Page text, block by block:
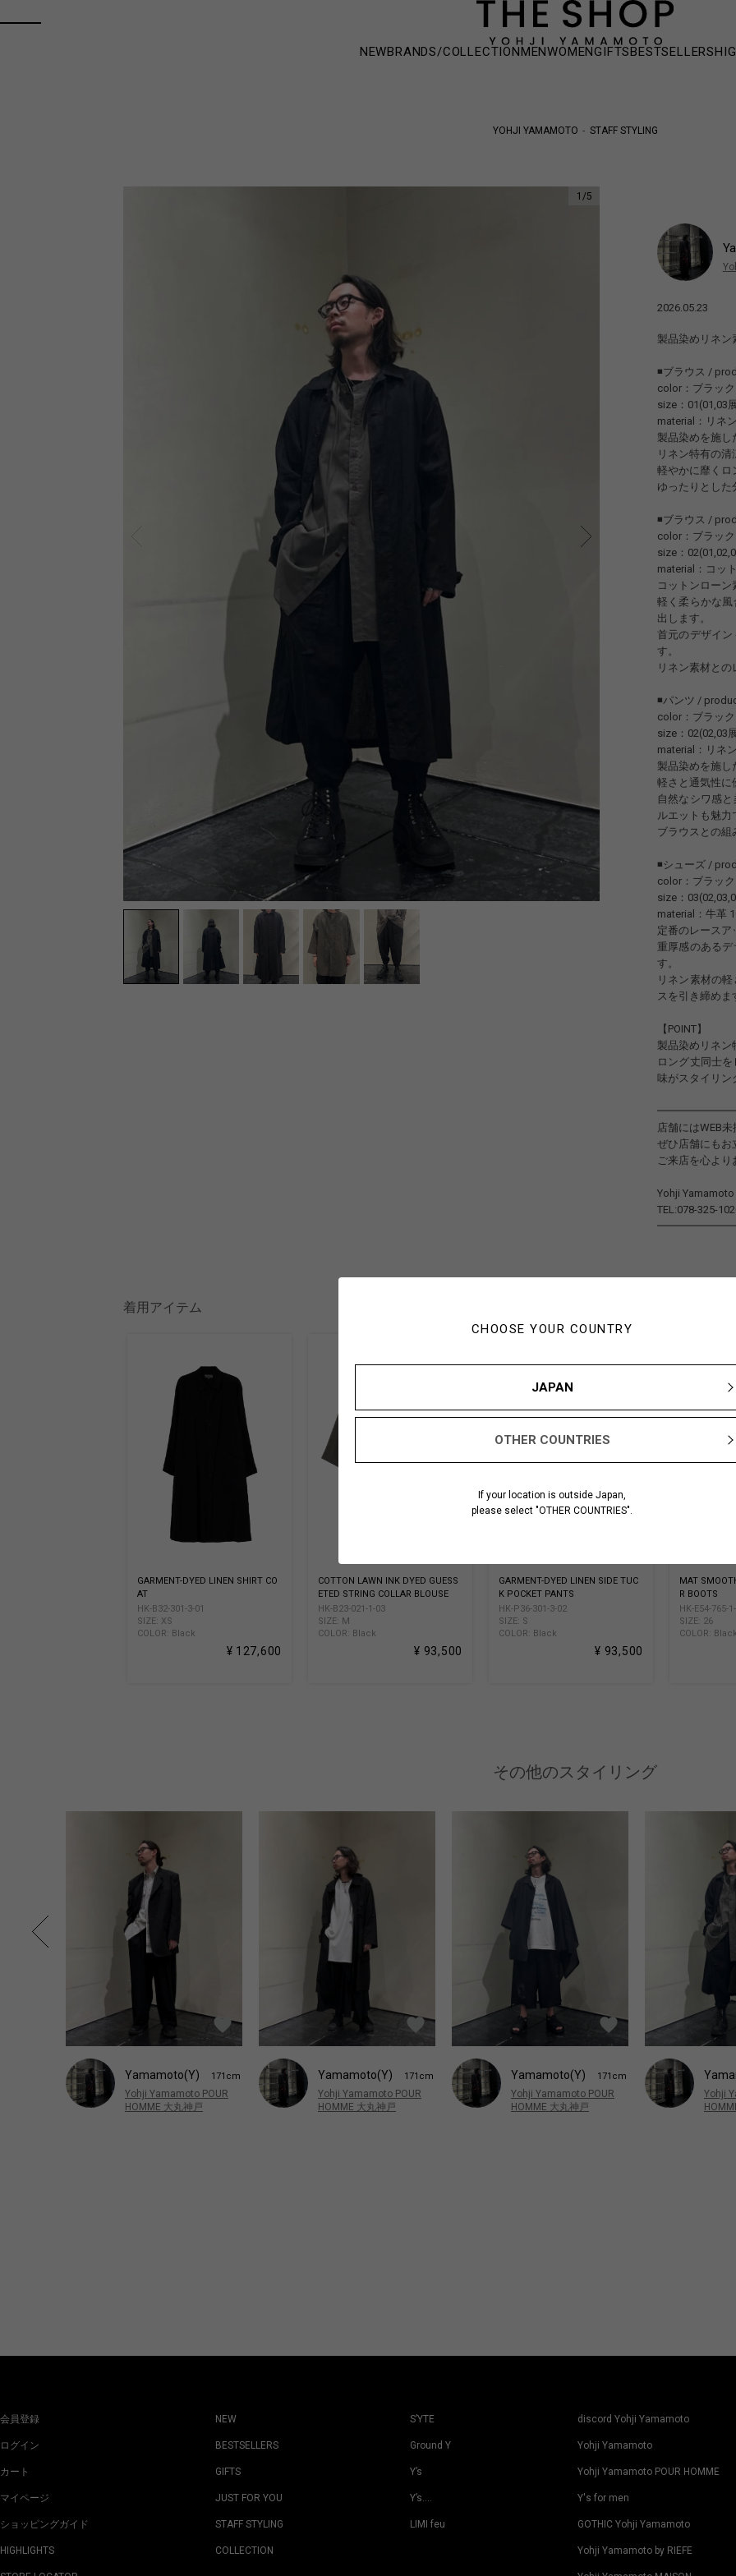
CHOOSE YOUR COUNTRY
JAPAN
OTHER COUNTRIES
If your location is outside Japan,
please select "OTHER COUNTRIES".
NEWBRANDS/COLLECTIONMENWOMENGIFTSBESTSELLERS
YOHJI YAMAMOTO STAFF STYLING
1 /5
2026.05.23
製品染めリネン
◾️ブラウス /
color：ブラック
size：01(01,03
material：リネ
製品染めを施し
リネン特有の清
軽やかに靡くロ
ゆったりとした
◾️ブラウス /
color：ブラック
size：
material：コッ
コットンローン
軽く柔らかな
出します。
首元のデザイ
す。
リネン素材との
◾️パンツ /
color：ブラック
size：02(02,03
material：リネ
製品染めを施し
軽さと通気性に
自然なシワ感
ルエットも魅力
ブラウスとの組
◾️シューズ /
color：ブラック
size：
material：牛革
定番のレースア
重厚感のある
す。
リネン素材の
スを引き締めま
【POINT】
製品染めリネン
ロング丈同士
味がスタイリン
店舗にはWEB
ぜひ店舗にもお
ご来店を心より
Yohji Yamamoto
TEL:078-325-
着用アイテム
GARMENT-DYED LINEN SHIRT CO
AT
HK-B32-301-3-01
SIZE: XS
COLOR: Black
¥ 127,600
COTTON LAWN INK DYED GUESS
ETED STRING COLLAR BLOUSE
HK-B23-021-1-03
SIZE: M
COLOR: Black
¥ 93,500
GARMENT-DYED LINEN SIDE TUC
K POCKET PANTS
HK-P36-301-3-02
SIZE: S
COLOR: Black
¥ 93,500
MAT
R BOOTS
HK-E54-765-
SIZE: 26
COLOR: Black
その他のスタイリング
Yamamoto(Y) 171cm
Yohji Yamamoto POUR
HOMME 大丸神戸
Yamamoto(Y) 171cm
Yohji Yamamoto POUR
HOMME 大丸神戸
Yamamoto(Y) 171cm
Yohji Yamamoto POUR
HOMME 大丸神戸
Yohji
会員登録
ログイン
カート
マイページ
ショッピングガイド
HIGHLIGHTS
NEW
BESTSELLERS
GIFTS
JUST FOR YOU
STAFF STYLING
COLLECTION
S’YTE
Ground Y
Y’s
Y’s….
LIMI feu
discord Yohji Yamamoto
Yohji Yamamoto
Yohji Yamamoto POUR HOMME
Y's for men
GOTHIC Yohji Yamamoto
Yohji Yamamoto by RIEFE